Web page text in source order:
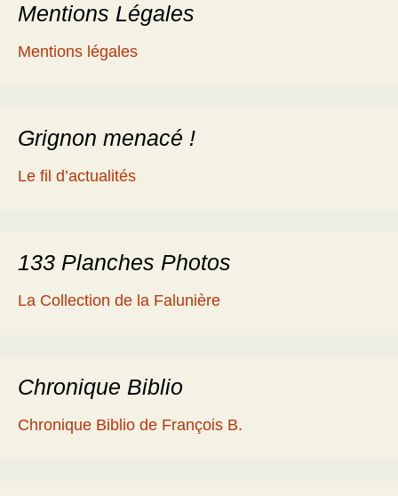
Mentions Légales
Mentions légales
Grignon menacé !
Le fil d’actualités
133 Planches Photos
La Collection de la Falunière
Chronique Biblio
Chronique Biblio de François B.